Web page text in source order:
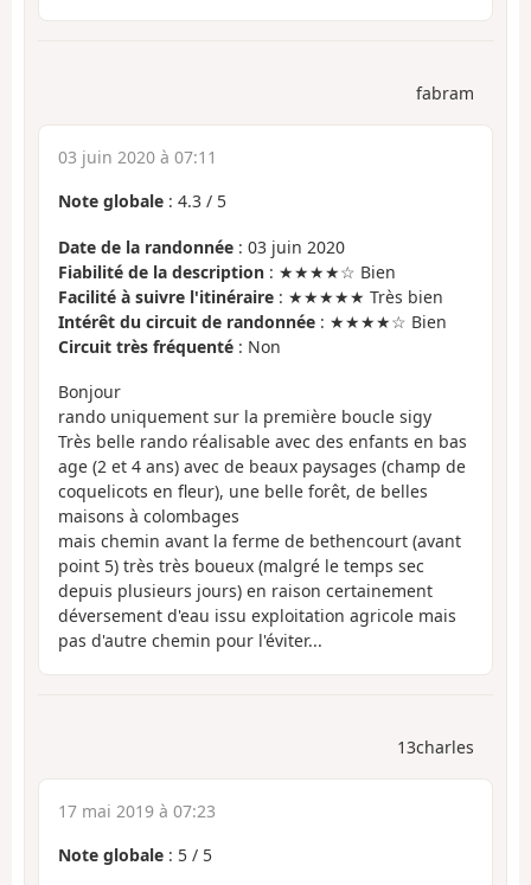
fabram
03 juin 2020 à 07:11
Note globale : 4.3 / 5
Date de la randonnée : 03 juin 2020
Fiabilité de la description : ★★★★☆ Bien
Facilité à suivre l'itinéraire : ★★★★★ Très bien
Intérêt du circuit de randonnée : ★★★★☆ Bien
Circuit très fréquenté : Non
Bonjour
rando uniquement sur la première boucle sigy
Très belle rando réalisable avec des enfants en bas
age (2 et 4 ans) avec de beaux paysages (champ de
coquelicots en fleur), une belle forêt, de belles
maisons à colombages
mais chemin avant la ferme de bethencourt (avant
point 5) très très boueux (malgré le temps sec
depuis plusieurs jours) en raison certainement
déversement d'eau issu exploitation agricole mais
pas d'autre chemin pour l'éviter...
13charles
17 mai 2019 à 07:23
Note globale : 5 / 5